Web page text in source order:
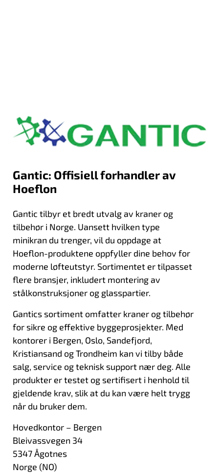
Gantic: Offisiell forhandler av
Hoeflon
Gantic tilbyr et bredt utvalg av kraner og
tilbehør i Norge. Uansett hvilken type
minikran du trenger, vil du oppdage at
Hoeflon-produktene oppfyller dine behov for
moderne løfteutstyr. Sortimentet er tilpasset
flere bransjer, inkludert montering av
stålkonstruksjoner og glasspartier.
Gantics sortiment omfatter kraner og tilbehør
for sikre og effektive byggeprosjekter. Med
kontorer i Bergen, Oslo, Sandefjord,
Kristiansand og Trondheim kan vi tilby både
salg, service og teknisk support nær deg. Alle
produkter er testet og sertifisert i henhold til
gjeldende krav, slik at du kan være helt trygg
når du bruker dem.
Hovedkontor – Bergen
Bleivassvegen 34
5347 Ågotnes
Norge (NO)